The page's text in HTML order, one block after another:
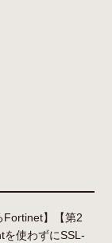
Fortinet】【第2
を使わずにSSL-